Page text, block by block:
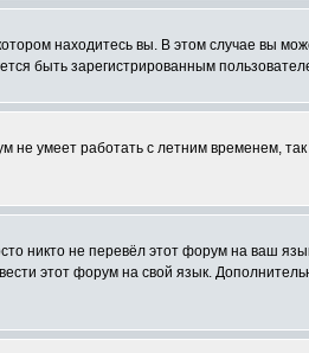
находитесь вы. В этом случае вы
быть зарегистрированным
умеет работать с летним временем,
никто не перевёл этот форум на ваш
этот форум на свой язык.